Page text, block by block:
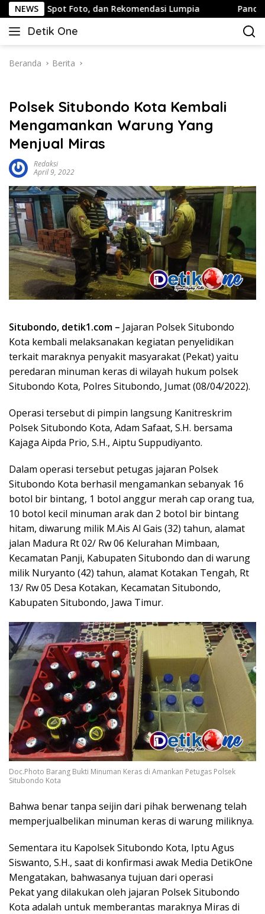
Langsung
ke
konten
NEWS
Foto, dan Rekomendasi Lumpia Panduan Wisata
Detik One
Tajam
Fakta
Beranda Berita
Polsek Situbondo Kota Kembali
Mengamankan Warung Yang
Menjual Miras
Redaksi
April 9, 2022
Situbondo, detik1.com – Jajaran Polsek Situbondo
Kota kembali melaksanakan kegiatan penyelidikan
terkait maraknya penyakit masyarakat (Pekat) yaitu
peredaran minuman keras di wilayah hukum polsek
Situbondo Kota, Polres Situbondo, Jumat (08/04/2022).
Operasi tersebut di pimpin langsung Kanitreskrim
Polsek Situbondo Kota, Adam Safaat, S.H. bersama
Kajaga Aipda Prio, S.H., Aiptu Suppudiyanto.
Dalam operasi tersebut petugas jajaran Polsek
Situbondo Kota berhasil mengamankan sebanyak 16
botol bir bintang, 1 botol anggur merah cap orang tua,
10 botol kecil minuman arak dan 2 botol bir bintang
hitam, diwarung milik M.Ais Al Gais (32) tahun, alamat
jalan Madura Rt 02/ Rw 06 Kelurahan Mimbaan,
Kecamatan Panji, Kabupaten Situbondo dan di warung
milik Nuryanto (42) tahun, alamat Kotakan Tengah, Rt
13/ Rw 05 Desa Kotakan, Kecamatan Situbondo,
Kabupaten Situbondo, Jawa Timur.
Doc.Photo Barang Bukti Minuman Keras di Amankan Petugas Polsek
Situbondo Kota
Bahwa benar tanpa seijin dari pihak berwenang telah
memperjualbelikan minuman keras di warung miliknya.
Sementara itu Kapolsek Situbondo Kota, Iptu Agus
Siswanto, S.H., saat di konfirmasi awak Media DetikOne
Mengatakan, bahwasanya tujuan dari operasi
Pekat yang dilakukan oleh jajaran Polsek Situbondo
Kota adalah untuk memberantas maraknya Miras di